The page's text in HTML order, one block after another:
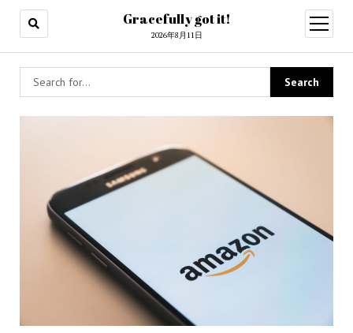
Gracefully got it!
2026年8月11日
open
menu